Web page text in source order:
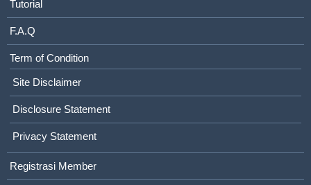
Tutorial
F.A.Q
Term of Condition
Site Disclaimer
Disclosure Statement
Privacy Statement
Registrasi Member